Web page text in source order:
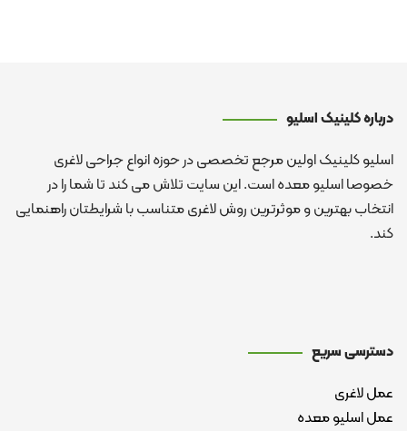
درباره کلینیک اسلیو
اسلیو کلینیک اولین مرجع تخصصی در حوزه انواع جراحی لاغری
خصوصا اسلیو معده است. این سایت تلاش می کند تا شما را در
انتخاب بهترین و موثرترین روش لاغری متناسب با شرایطتان راهنمایی
کند.
دسترسی سریع
عمل لاغری
عمل اسلیو معده